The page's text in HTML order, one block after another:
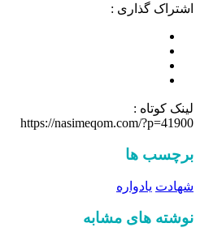
اشتراک گذاری :
لینک کوتاه :
https://nasimeqom.com/?p=41900
برچسب ها
شهادت یادواره
نوشته های مشابه